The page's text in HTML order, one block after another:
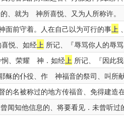
、就为 神所喜悦、又为人所称许。
前守着。人在自己以为可行的事上
悦、如经上 所记、『辱骂你人的辱
悯、荣耀 神．如经上 所记、『因此
稣的仆役、作 神福音的祭司、叫所
的名被称过的地方传福音、免得建造
闻知他信息的、将要看见．未曾听过